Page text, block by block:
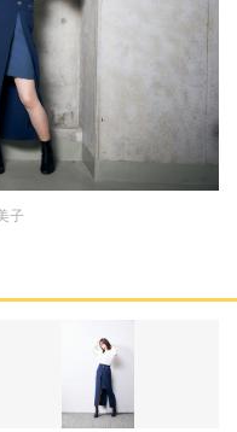
子